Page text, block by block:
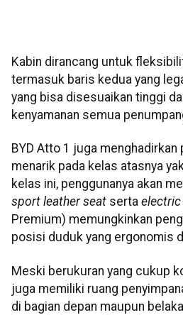
Kabin dirancang untuk
termasuk baris kedua yang
yang bisa disesuaikan tinggi
kenyamanan semua
BYD Atto 1 juga menghadirkan
menarik pada kelas atasnya
kelas ini, penggunanya akan
sport leather seat serta
Premium) memungkinkan
posisi duduk yang ergonomis
Meski berukuran yang cukup
juga memiliki ruang
di bagian depan maupun